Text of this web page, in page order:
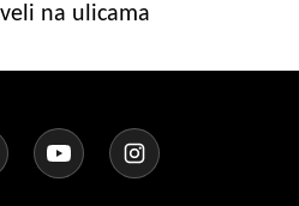
na ulicama